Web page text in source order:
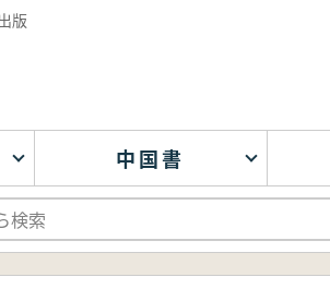
版
中国書